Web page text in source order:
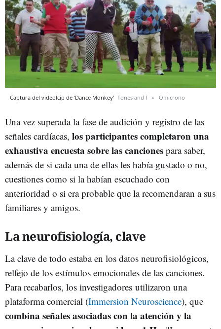
Captura del videolcip de 'Dance Monkey' Tones and I Omicrono
Una vez superada la fase de audición y registro de las
señales cardíacas, los participantes completaron una
exhaustiva encuesta sobre las canciones para saber,
además de si cada una de ellas les había gustado o no,
cuestiones como si la habían escuchado con
anterioridad o si era probable que la recomendaran a sus
familiares y amigos.
La neurofisiología, clave
La clave de todo estaba en los datos neurofisiológicos,
relfejo de los estímulos emocionales de las canciones.
Para recabarlos, los investigadores utilizaron una
plataforma comercial (Immersion Neuroscience), que
combina señales asociadas con la atención y la